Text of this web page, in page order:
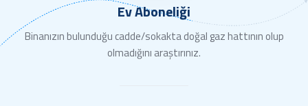
Ev Aboneliği
Binanızın bulunduğu cadde/sokakta doğal gaz hattının olup
olmadığını araştırınız.